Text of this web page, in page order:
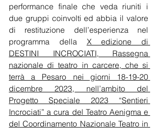
performance finale che veda riuniti i
due gruppi coinvolti ed abbia il valore
di restituzione dell’esperienza nel
programma della X edizione di
DESTINI INCROCIATI, Rassegna
nazionale di teatro in carcere, che si
terrà a Pesaro nei giorni 18-19-20
dicembre 2023, nell’ambito del
Progetto Speciale 2023 “Sentieri
Incrociati” a cura del Teatro Aenigma e
del Coordinamento Nazionale Teatro in